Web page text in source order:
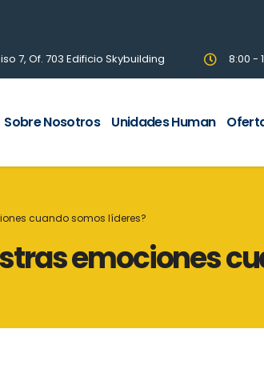
7, Of. 703 Edificio Skybuilding 8:00 -
Sobre Nosotros Unidades Human
cuando somos líderes?
emociones